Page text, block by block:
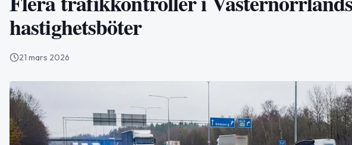
hastighetsböter
21 mars 2026